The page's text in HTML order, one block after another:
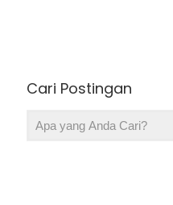
Cari Postingan